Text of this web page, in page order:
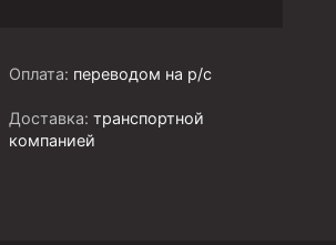
Оплата: переводом на р/с
Доставка: транспортной
компанией